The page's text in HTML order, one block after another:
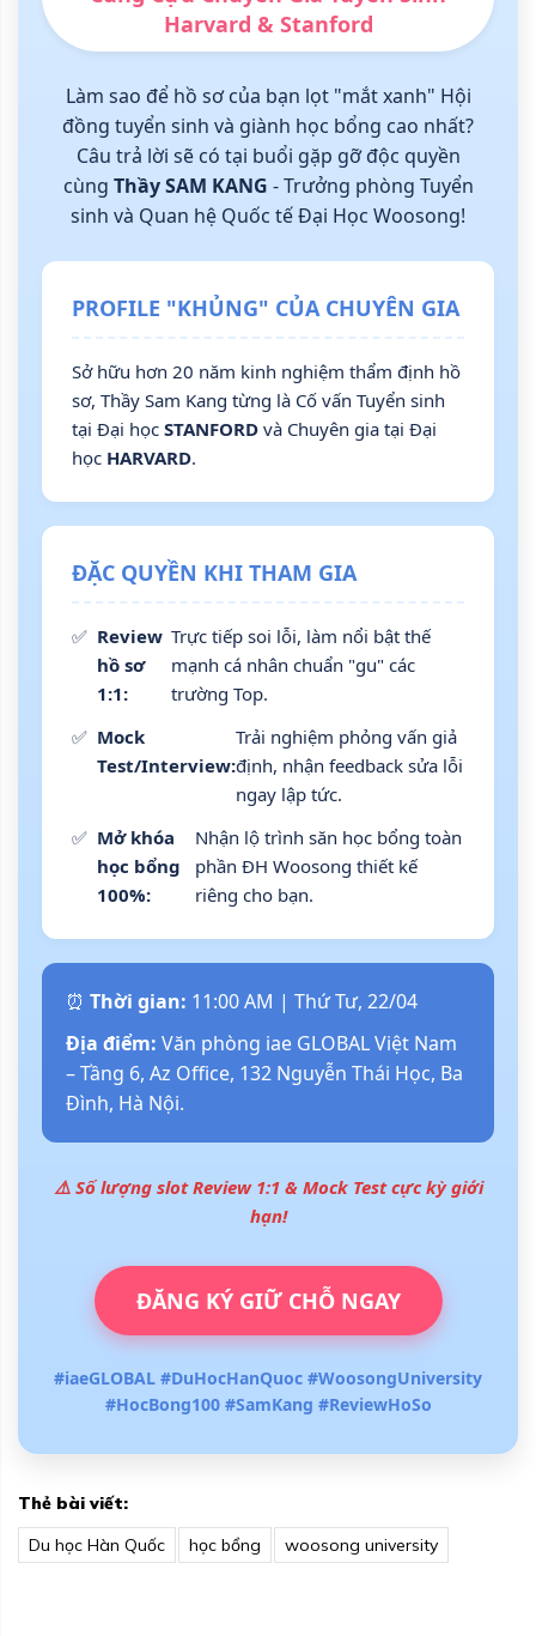
Harvard & Stanford
Làm sao để hồ sơ của bạn lọt "mắt xanh" Hội
đồng tuyển sinh và giành học bổng cao nhất?
Câu trả lời sẽ có tại buổi gặp gỡ độc quyền
cùng Thầy SAM KANG - Trưởng phòng Tuyển
sinh và Quan hệ Quốc tế Đại Học Woosong!
PROFILE "KHỦNG" CỦA CHUYÊN GIA
Sở hữu hơn 20 năm kinh nghiệm thẩm định hồ
sơ, Thầy Sam Kang từng là Cố vấn Tuyển sinh
tại Đại học STANFORD và Chuyên gia tại Đại
học HARVARD.
ĐẶC QUYỀN KHI THAM GIA
✅ Review
hồ sơ
1:1:
Trực tiếp soi lỗi, làm nổi bật thế
mạnh cá nhân chuẩn "gu" các
trường Top.
✅ Mock
Test/Interview:
Trải nghiệm phỏng vấn giả
định, nhận feedback sửa lỗi
ngay lập tức.
✅ Mở khóa
học bổng
100%:
Nhận lộ trình săn học bổng toàn
phần ĐH Woosong thiết kế
riêng cho bạn.
⏰ Thời gian: 11:00 AM | Thứ Tư, 22/04
Địa điểm: Văn phòng iae GLOBAL Việt Nam
– Tầng 6, Az Office, 132 Nguyễn Thái Học, Ba
Đình, Hà Nội.
⚠️ Số lượng slot Review 1:1 & Mock Test cực kỳ giới
hạn!
ĐĂNG KÝ GIỮ CHỖ NGAY
#iaeGLOBAL #DuHocHanQuoc #WoosongUniversity
#HocBong100 #SamKang #ReviewHoSo
Thẻ bài viết:
Du học Hàn Quốc
học bổng woosong university